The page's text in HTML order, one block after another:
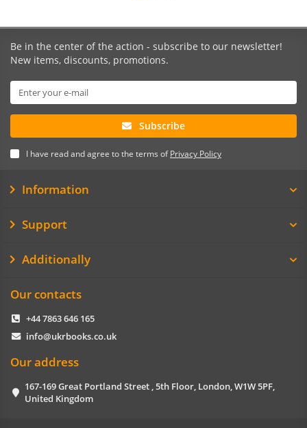
Be in the center of the action - subscribe to our newsletter!
New items, discounts, promotions.
Subscribe
I have read and agree to the terms ofPrivacy Policy
Information
Support
Additionally
Our contacts
+44 7863 646 165
info@ukrbooks.co.uk
Our address
167-169 Great Portland Street , 5th Floor, London, W1W 5PF,
United Kingdom